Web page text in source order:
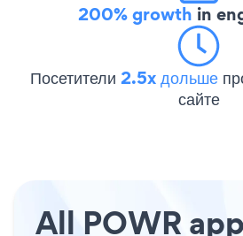
200% growth in
Посетители 2.5x дольше
сайте
All POWR